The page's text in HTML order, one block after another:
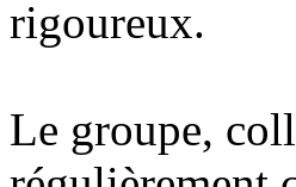
rigoureux.
Le groupe,